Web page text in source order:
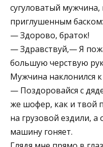
сугуловатый
приглушенным баском:
— Здорово, браток!
— Здравствуй,— Я
большую черствую
Мужчина наклонился к
— Поздоровайся с
же шофер, как и твой
на грузовой ездили,
машину гоняет.